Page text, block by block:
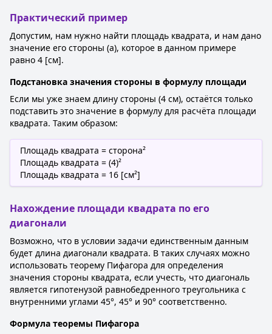
Практический пример
Допустим, нам нужно найти площадь квадрата, и нам дано
значение его стороны (a), которое в данном примере
равно 4 [см].
Подстановка значения стороны в формулу площади
Если мы уже знаем длину стороны (4 см), остаётся только
подставить это значение в формулу для расчёта площади
квадрата. Таким образом:
Площадь квадрата = сторона²
Площадь квадрата = (4)²
Площадь квадрата = 16 [см²]
Нахождение площади квадрата по его
диагонали
Возможно, что в условии задачи единственным данным
будет длина диагонали квадрата. В таких случаях можно
использовать теорему Пифагора для определения
значения стороны квадрата, если учесть, что диагональ
является гипотенузой равнобедренного треугольника с
внутренними углами 45°, 45° и 90° соответственно.
Формула теоремы Пифагора